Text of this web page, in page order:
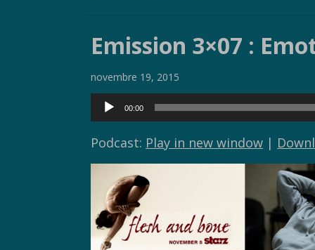
e
b
o
o
k
itt
er y
Li
n
k
g
Emission 3×07 :
novembre 19, 2015
Lecteur
audio
00:00
Podcast: Play in new window |